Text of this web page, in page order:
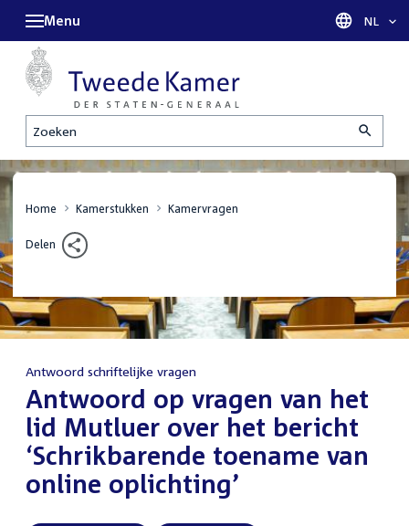
Zoeken
Menu Taal
NL
Home Kamerstukken Kamervragen
Delen
Antwoord schriftelijke vragen
Antwoord op vragen van het
lid Mutluer over het bericht
‘Schrikbarende toename van
online oplichting’